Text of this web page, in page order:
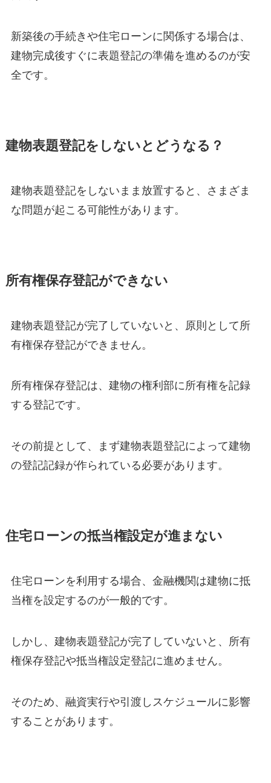
新築後の手続きや住宅ローンに関係する場合は、
建物完成後すぐに表題登記の準備を進めるのが安
全です。
建物表題登記をしないとどうなる？
建物表題登記をしないまま放置すると、さまざま
な問題が起こる可能性があります。
所有権保存登記ができない
建物表題登記が完了していないと、原則として所
有権保存登記ができません。
所有権保存登記は、建物の権利部に所有権を記録
する登記です。
その前提として、まず建物表題登記によって建物
の登記記録が作られている必要があります。
住宅ローンの抵当権設定が進まない
住宅ローンを利用する場合、金融機関は建物に抵
当権を設定するのが一般的です。
しかし、建物表題登記が完了していないと、所有
権保存登記や抵当権設定登記に進めません。
そのため、融資実行や引渡しスケジュールに影響
することがあります。